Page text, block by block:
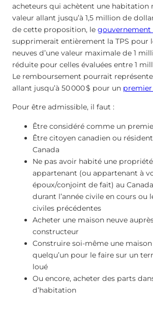
acheteurs qui achètent une habitation
valeur allant jusqu’à 1,5 million de
de cette proposition, le gouvernement
supprimerait entièrement la TPS pour
neuves d’une valeur maximale de 1
réduite pour celles évaluées entre 1
Le remboursement pourrait
allant jusqu’à 50 000 $ pour un
Pour être admissible, il faut :
Être considéré comme un
Être citoyen canadien ou
Canada
Ne pas avoir habité une
appartenant (ou appartenant à
époux/conjoint de fait) au
durant l’année civile en cours ou
civiles précédentes
Acheter une maison neuve
constructeur
Construire soi-même une
quelqu’un pour le faire sur un
loué
Ou encore, acheter des parts
d’habitation